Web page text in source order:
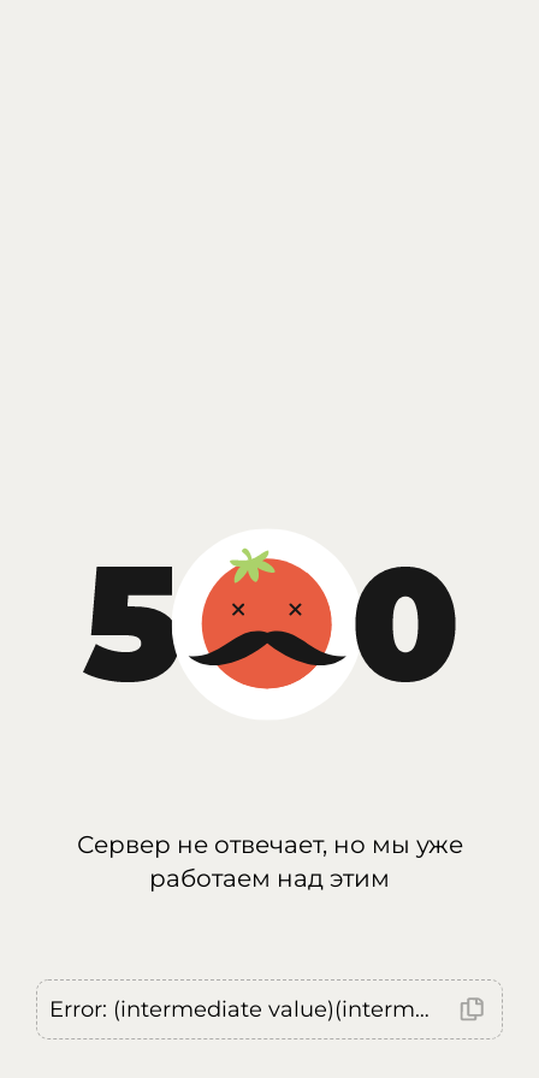
Сервер не отвечает, но мы уже
работаем над этим
Error: (intermediate value)(intermediate value)(intermediate value).replaceAll is not a function